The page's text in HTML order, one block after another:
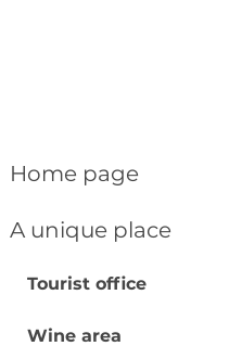
Home page
A unique place
Tourist office
Wine area